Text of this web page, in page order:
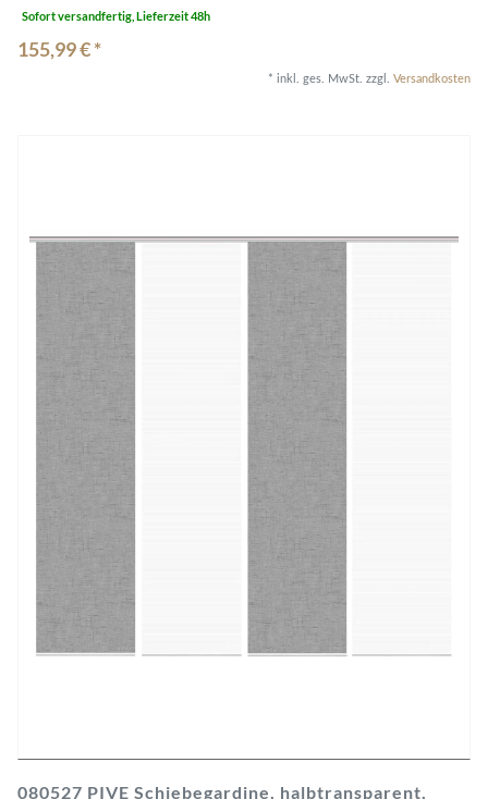
Sofort versandfertig, Lieferzeit 48h
155,99 € *
* inkl. ges. MwSt. zzgl. Versandkosten
080527 PIVE Schiebegardine, halbtransparent,